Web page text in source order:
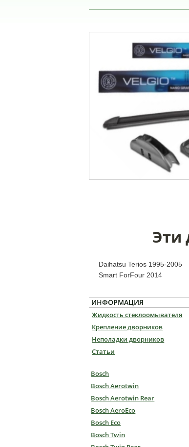
Эти
Daihatsu Terios 1995-2005
Smart ForFour 2014
ИНФОРМАЦИЯ
Жидкость стеклоомывателя
Крепление дворников
Неполадки дворников
Статьи
Bosch
Bosch Aerotwin
Bosch Aerotwin Rear
Bosch AeroEco
Bosch Eco
Bosch Twin